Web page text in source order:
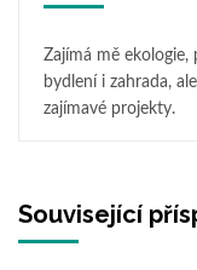
Zajímá mě
bydlení i zahrada,
zajímavé projekty.
Související